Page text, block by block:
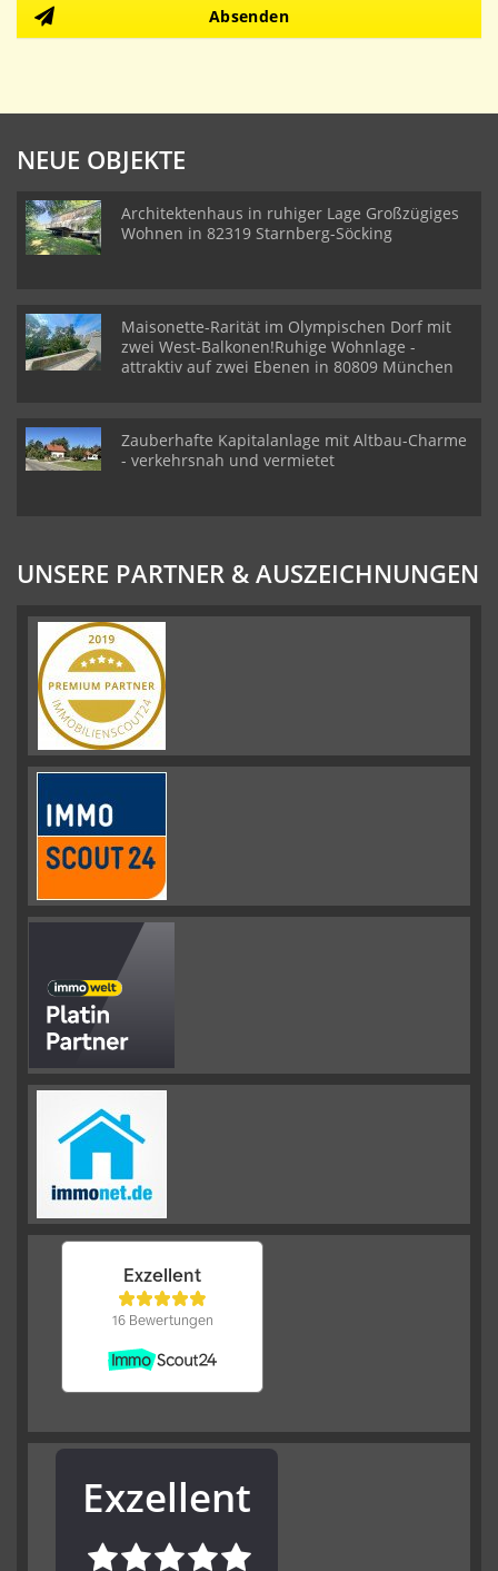
Absenden
NEUE OBJEKTE
Architektenhaus in ruhiger Lage Großzügiges
Wohnen in 82319 Starnberg-Söcking
Maisonette-Rarität im Olympischen Dorf mit
zwei West-Balkonen!Ruhige Wohnlage -
attraktiv auf zwei Ebenen in 80809 München
Zauberhafte Kapitalanlage mit Altbau-Charme
- verkehrsnah und vermietet
UNSERE PARTNER & AUSZEICHNUNGEN